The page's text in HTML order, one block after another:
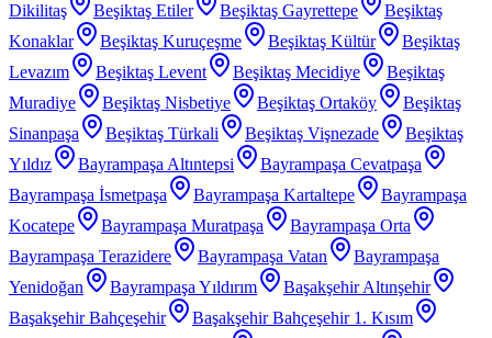
Dikilitaş
Beşiktaş Etiler Beşiktaş Gayrettepe
Beşiktaş
Konaklar
Beşiktaş Kuruçeşme Beşiktaş Kültür
Beşiktaş
Levazım
Beşiktaş Levent Beşiktaş Mecidiye
Beşiktaş
Muradiye
Beşiktaş Nisbetiye Beşiktaş Ortaköy
Beşiktaş
Sinanpaşa
Beşiktaş Türkali Beşiktaş Vişnezade
Beşiktaş
Yıldız
Bayrampaşa Altıntepsi
Bayrampaşa Cevatpaşa
Bayrampaşa İsmetpaşa
Bayrampaşa Kartaltepe
Bayrampaşa
Kocatepe
Bayrampaşa Muratpaşa
Bayrampaşa Orta
Bayrampaşa Terazidere
Bayrampaşa Vatan
Bayrampaşa
Yenidoğan
Bayrampaşa Yıldırım
Başakşehir Altınşehir
Başakşehir Bahçeşehir
Başakşehir Bahçeşehir 1. Kısım